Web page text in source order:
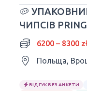
🥔
ЧИПСІВ
6200 – 8300
Польща,
ВІДГУК БЕЗ АНКЕТИ